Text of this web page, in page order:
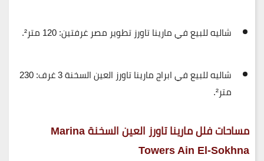
شاليه للبيع في مارينا تاورز تطوير مصر غرفتين:
شاليه للبيع في ابراج مارينا تاورز العين السخنة 3 غرف:
230
متر².
مساحات فلل مارينا تاورز العين السخنةMarina
Towers Ain El-Sokhna